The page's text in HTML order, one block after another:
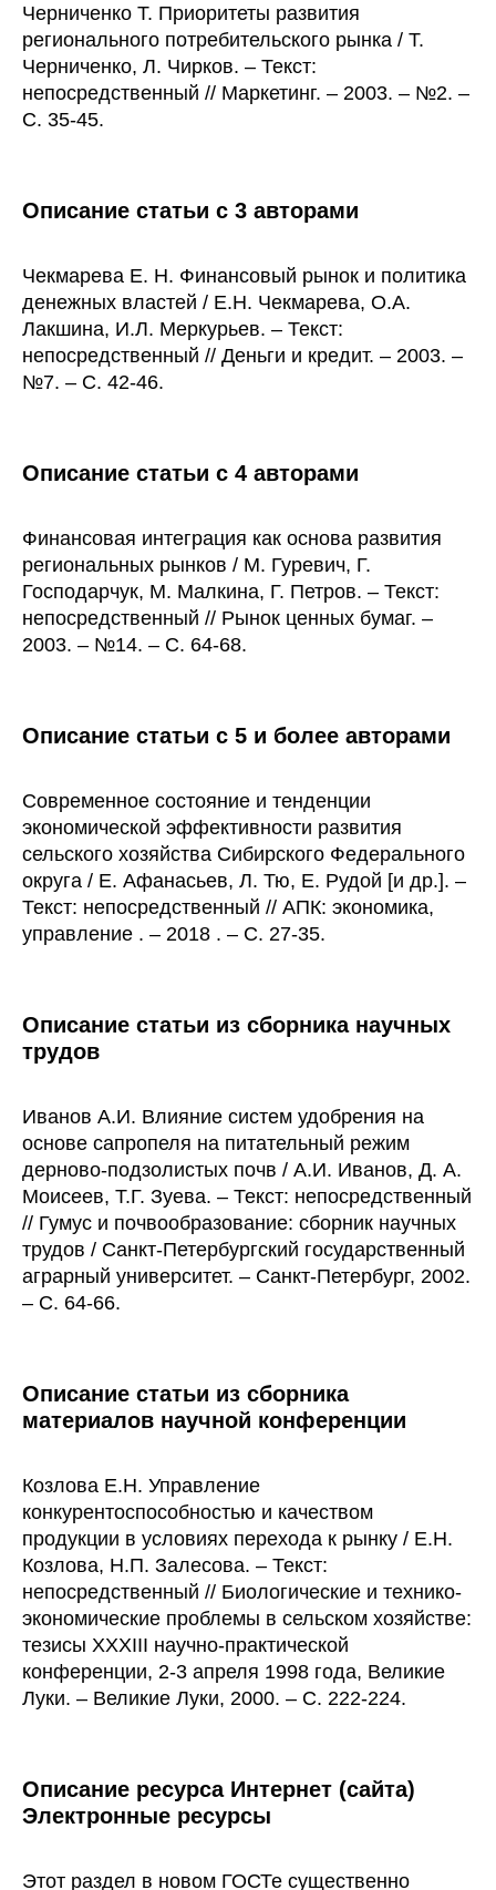
Черниченко Т. Приоритеты развития
регионального потребительского рынка / Т.
Черниченко, Л. Чирков. – Текст:
непосредственный // Маркетинг. – 2003. – №2. –
С. 35-45.
Описание статьи с 3 авторами
Чекмарева Е. Н. Финансовый рынок и политика
денежных властей / Е.Н. Чекмарева, О.А.
Лакшина, И.Л. Меркурьев. – Текст:
непосредственный // Деньги и кредит. – 2003. –
№7. – С. 42-46.
Описание статьи с 4 авторами
Финансовая интеграция как основа развития
региональных рынков / М. Гуревич, Г.
Господарчук, М. Малкина, Г. Петров. – Текст:
непосредственный // Рынок ценных бумаг. –
2003. – №14. – С. 64-68.
Описание статьи с 5 и более авторами
Современное состояние и тенденции
экономической эффективности развития
сельского хозяйства Сибирского Федерального
округа / Е. Афанасьев, Л. Тю, Е. Рудой [и др.]. –
Текст: непосредственный // АПК: экономика,
управление . – 2018 . – С. 27-35.
Описание статьи из сборника научных
трудов
Иванов А.И. Влияние систем удобрения на
основе сапропеля на питательный режим
дерново-подзолистых почв / А.И. Иванов, Д. А.
Моисеев, Т.Г. Зуева. – Текст: непосредственный
// Гумус и почвообразование: сборник научных
трудов / Санкт-Петербургский государственный
аграрный университет. – Санкт-Петербург, 2002.
– С. 64-66.
Описание статьи из сборника
материалов научной конференции
Козлова Е.Н. Управление
конкурентоспособностью и качеством
продукции в условиях перехода к рынку / Е.Н.
Козлова, Н.П. Залесова. – Текст:
непосредственный // Биологические и технико-
экономические проблемы в сельском хозяйстве:
тезисы XXXIII научно-практической
конференции, 2-3 апреля 1998 года, Великие
Луки. – Великие Луки, 2000. – С. 222-224.
Описание ресурса Интернет (сайта)
Электронные ресурсы
Этот раздел в новом ГОСТе существенно